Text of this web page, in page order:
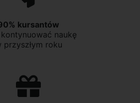
kursantów
naukę
przyszłym roku